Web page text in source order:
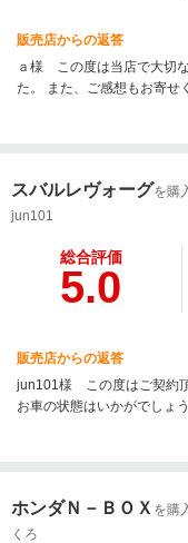
販売店からの返答
ａ様 この度は当店で大切
た。 また、ご感想もお寄せ
ける様に、スタッフ一同日
スバルレヴォーグを購
jun101
総合評価
5.0
販売店からの返答
jun101様 この度はご契約
お車の状態はいかがでしょ
励みになります。 今後とも
ホンダＮ－ＢＯＸ を購
くろ